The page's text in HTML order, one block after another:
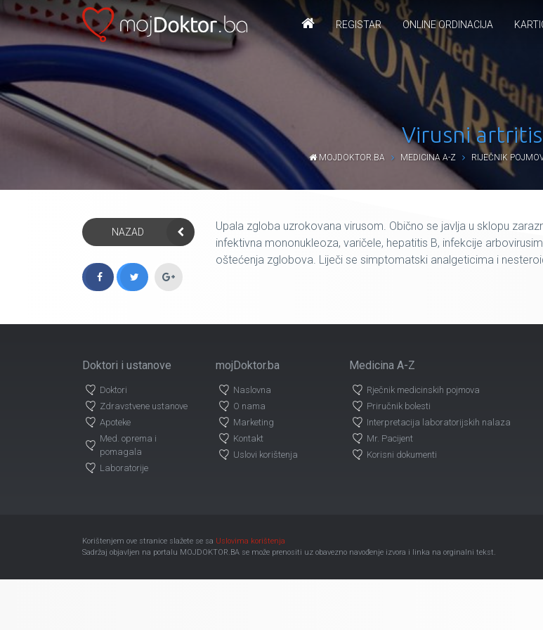
REGISTAR ONLINE ORDINACIJA
Virusni artritis
MOJDOKTOR.BA MEDICINA A-Z RIJEČNIK
NAZAD
Upala zgloba uzrokovana virusom. Obično se javlja u sklopu
infektivna mononukleoza, varičele, hepatitis B, infekcije
oštećenja zglobova. Liječi se simptomatski analgeticima i
Doktori i ustanove
Doktori
Zdravstvene ustanove
Apoteke
Med. oprema i
pomagala
Laboratorije
mojDoktor.ba
Naslovna
O nama
Marketing
Kontakt
Uslovi korištenja
Medicina A-Z
Rječnik medicinskih pojmova
Priručnik bolesti
Interpretacija laboratorijskih nalaza
Mr. Pacijent
Korisni dokumenti
Korištenjem ove stranice slažete se sa Uslovima korištenja
Sadržaj objavljen na portalu MOJDOKTOR.BA se može prenositi uz obavezno navođenje izvora i linka na orginalni tekst.